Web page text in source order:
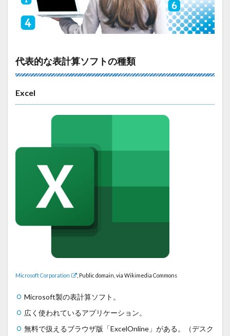
代表的な表計算ソフトの種類
Excel
Microsoft Corporation , Public domain, via Wikimedia Commons
Microsoft製の表計算ソフト。
広く使われているアプリケーション。
無料で扱えるブラウザ版「ExcelOnline」がある。（デスク